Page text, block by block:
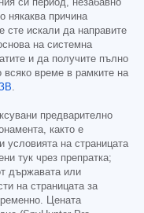
си период, незабавно
някаква причина
сте искали да направите
на системна
и да получите пълно
всяко време в рамките на
.
предварително
както е
условията на страницата
тук чрез препратка;
държавата или
на страницата за
Цената